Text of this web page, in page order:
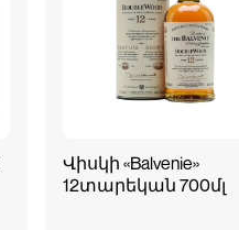
Վիսկի «Balvenie»
12տարեկան 700մլ